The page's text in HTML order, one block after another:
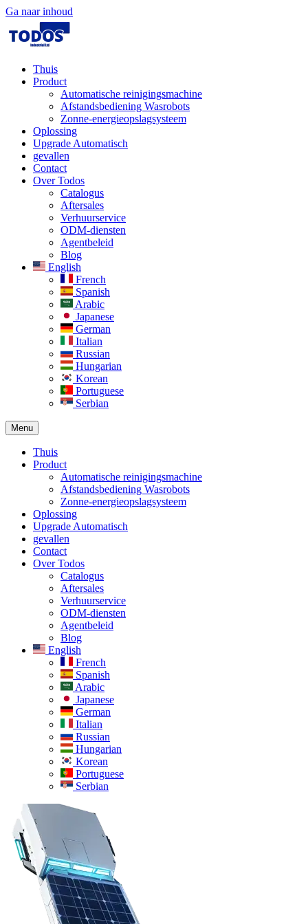
Ga naar inhoud
Thuis
Product
Automatische reinigingsmachine
Afstandsbediening Wasrobots
Zonne-energieopslagsysteem
Oplossing​
Upgrade Automatisch
gevallen
Contact
Over Todos
Catalogus
Aftersales
Verhuurservice
ODM-diensten
Agentbeleid
Blog
English
French
Spanish
Arabic
Japanese
German
Italian
Russian
Hungarian
Korean
Portuguese
Serbian
Menu
Thuis
Product
Automatische reinigingsmachine
Afstandsbediening Wasrobots
Zonne-energieopslagsysteem
Oplossing​
Upgrade Automatisch
gevallen
Contact
Over Todos
Catalogus
Aftersales
Verhuurservice
ODM-diensten
Agentbeleid
Blog
English
French
Spanish
Arabic
Japanese
German
Italian
Russian
Hungarian
Korean
Portuguese
Serbian